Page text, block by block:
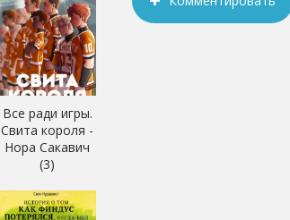
Все ради игры.
Свита короля -
Нора Сакавич
(3)